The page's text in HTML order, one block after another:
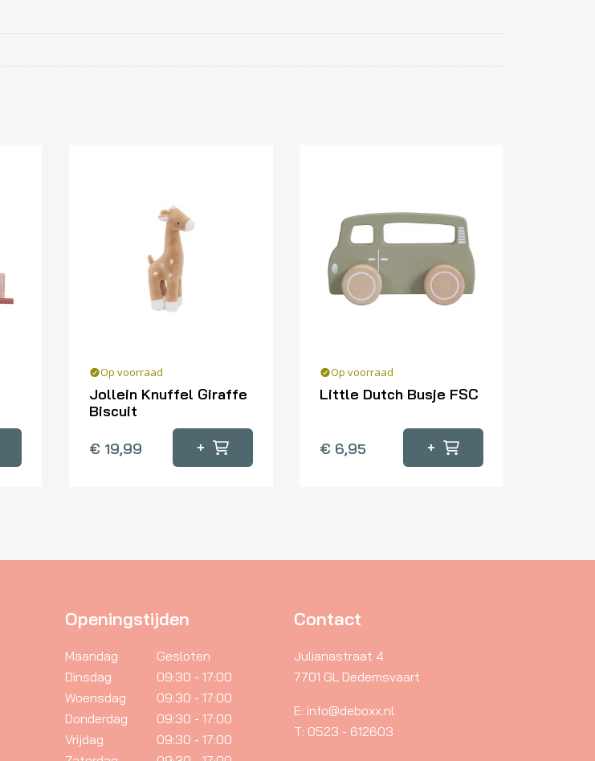
Op voorraad
Jollein Knuffel Giraffe
Biscuit
€ 19,99 +
Op voorraad
Little Dutch Busje FSC
€ 6,95 +
Openingstijden
Maandag
Gesloten
Dinsdag
09:30 - 17:00
Woensdag
09:30 - 17:00
Donderdag
09:30 - 17:00
Vrijdag
09:30 - 17:00
Contact
Julianastraat 4
7701 GL Dedemsvaart
E: info@deboxx.nl
T: 0523 - 612603